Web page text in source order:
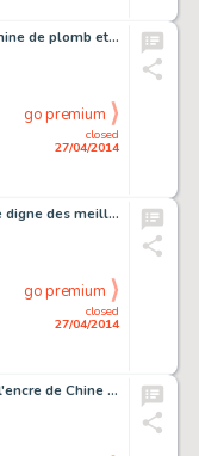
Le Sursis, illustration Ã la mine de plomb et Ã …
closed
27/04/2014
go premium
BRAVO, pièce incomparable digne des meilleures co…
closed
27/04/2014
go premium
Peter Pan, planche n°15 Ã l'encre de Chine de l'…